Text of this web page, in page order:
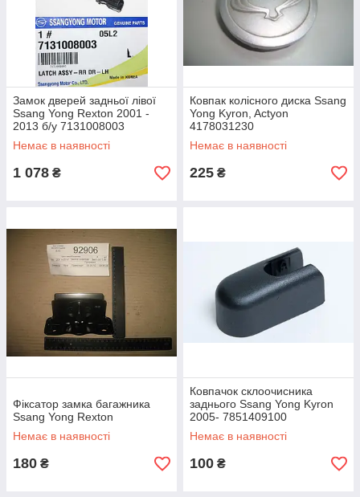
Замок дверей задньої лівої
Ssang Yong Rexton 2001 -
2013 б/у 7131008003
Немає в наявності
1 078 ₴
Ковпак колісного диска Ssang
Yong Kyron, Actyon
4178031230
Немає в наявності
225 ₴
Фіксатор замка багажника
Ssang Yong Rexton
Немає в наявності
180 ₴
Ковпачок склоочисника
заднього Ssang Yong Kyron
2005- 7851409100
Немає в наявності
100 ₴